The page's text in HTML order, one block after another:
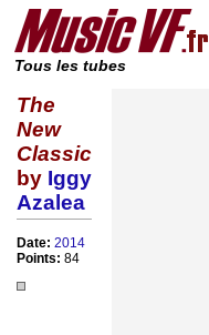
Tous les tubes
The
New
Classic
by Iggy
Azalea
Date: 2014
Points: 84